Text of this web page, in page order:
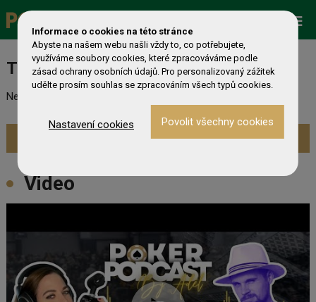
Turnaj nebyl nalezen
Nebyl nalezen odpovídající turnaj. Prevděpodobně již skončil.
Zobrazit aktuální turnaje »
Video
Informace o cookies na této stránce
Abyste na našem webu našli vždy to, co potřebujete,
využíváme soubory cookies, které zpracováváme podle
zásad ochrany osobních údajů. Pro personalizovaný zážitek
udělte prosím souhlas se zpracováním všech typů cookies.
Nastavení cookies